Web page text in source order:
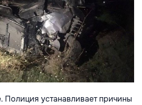
Полиция устанавливает причины